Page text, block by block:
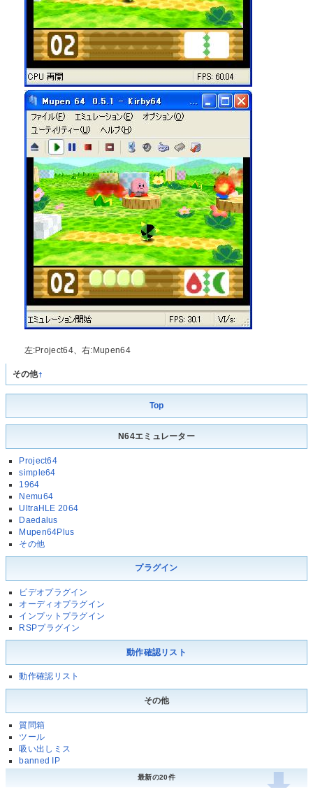
左:Project64、右:Mupen64
その他†
Top
N64エミュレーター
Project64
simple64
1964
Nemu64
UltraHLE 2064
Daedalus
Mupen64Plus
その他
プラグイン
ビデオプラグイン
オーディオプラグイン
インプットプラグイン
RSPプラグイン
動作確認リスト
動作確認リスト
その他
質問箱
ツール
吸い出しミス
banned IP
最新の20件